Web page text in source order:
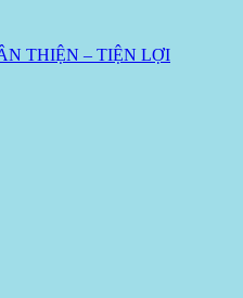
THIỆN – TIỆN LỢI